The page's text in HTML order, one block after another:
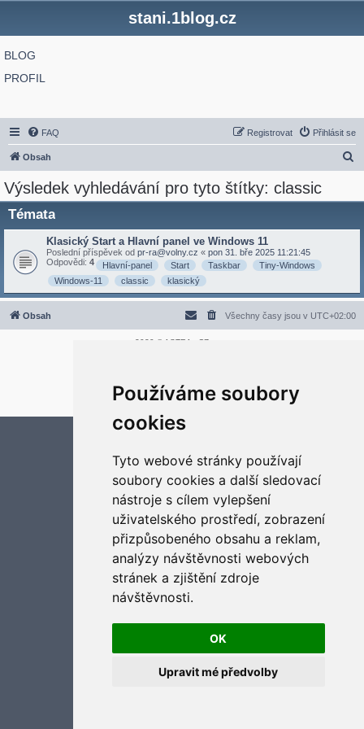
Používáme soubory
cookies
Tyto webové stránky používají
soubory cookies a další sledovací
nástroje s cílem vylepšení
uživatelského prostředí, zobrazení
přizpůsobeného obsahu a reklam,
analýzy návštěvnosti webových
stránek a zjištění zdroje
návštěvnosti.
OK
Upravit mé předvolby
stani.1blog.cz
BLOG
PROFIL
FAQ Přihlásit se
Registrovat
Obsah
Výsledek vyhledávání pro tyto štítky: classic
Témata
Klasický Start a Hlavní panel ve Windows 11
Poslední příspěvek od pr-ra@volny.cz « pon 31. bře 2025 11:21:45
Odpovědi: 4 Hlavní-panel Start Taskbar
Tiny-Windows
Windows-11
classic klasický
Obsah Všechny časy jsou v UTC+02:00
2020 © ASTRA - CZ s.r.o.
Optimized by: phpBB SEO
Soukromí|Podmínky